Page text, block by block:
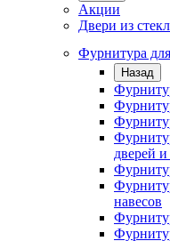
Акции
Двери из
Фурнитура
Назад
дверей
навесов